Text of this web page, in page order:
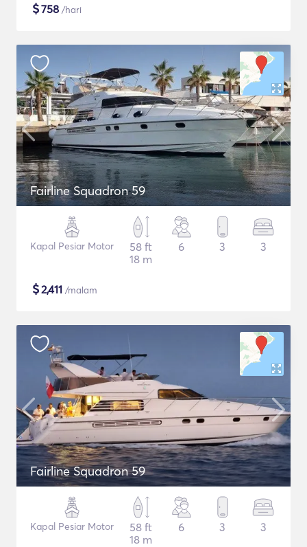
$758 /hari
Fairline Squadron 59
Kapal Pesiar Motor
58 ft
18 m
6 3 3
$2,411 /malam
Fairline Squadron 59
Kapal Pesiar Motor
58 ft
18 m
6 3 3